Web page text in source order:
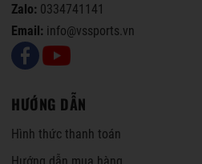
Zalo: 0334741141
Email: info@vssports.vn
HƯỚNG DẪN
Hình thức thanh toán